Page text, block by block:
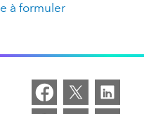
à formuler